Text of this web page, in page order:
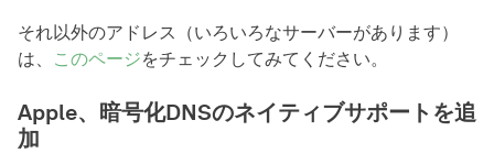
それ以外のアドレス（いろいろなサーバーがあります）
は、
このページをチェックしてみてください。
Apple、暗号化DNSのネイティブサポートを追
加